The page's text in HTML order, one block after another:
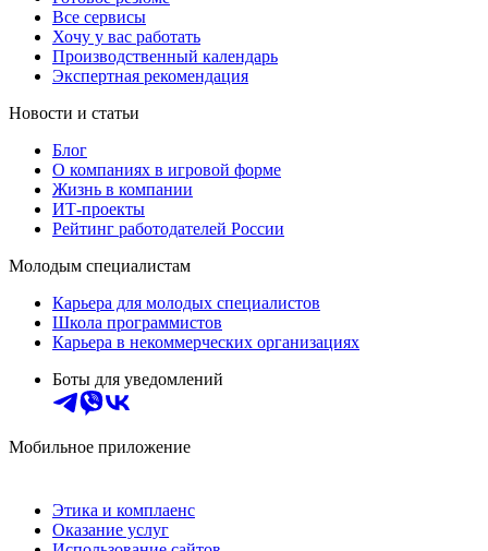
Все сервисы
Хочу у вас работать
Производственный календарь
Экспертная рекомендация
Новости и статьи
Блог
О компаниях в игровой форме
Жизнь в компании
ИТ-проекты
Рейтинг работодателей России
Молодым специалистам
Карьера для молодых специалистов
Школа программистов
Карьера в некоммерческих организациях
Боты для уведомлений
Мобильное приложение
Этика и комплаенс
Оказание услуг